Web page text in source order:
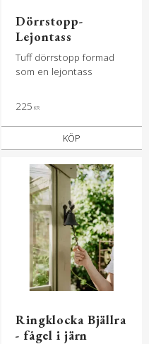
Dörrstopp-
Lejontass
Tuff dörrstopp formad
som en lejontass
225 KR
KÖP
Ringklocka Bjällra
- fågel i järn